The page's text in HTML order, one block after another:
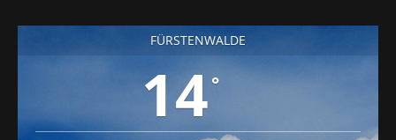
FÜRSTENWALDE
14°